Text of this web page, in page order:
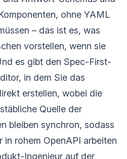
ohne YAML
– das ist es, was
vorstellen, wenn sie
es gibt den Spec-First-
in dem Sie das
erstellen, wobei die
Quelle der
bleiben synchron, sodass
in rohem OpenAPI arbeiten
Ingenieur auf der